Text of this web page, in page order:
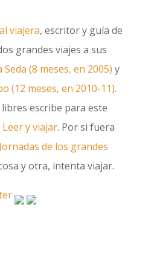
viajera, escritor y guía de
grandes viajes a sus
Seda (8 meses, en 2005) y
(12 meses, en 2010-11).
escribe para este
Leer y viajar. Por si fuera
Jornadas de los grandes
y otra, intenta viajar.